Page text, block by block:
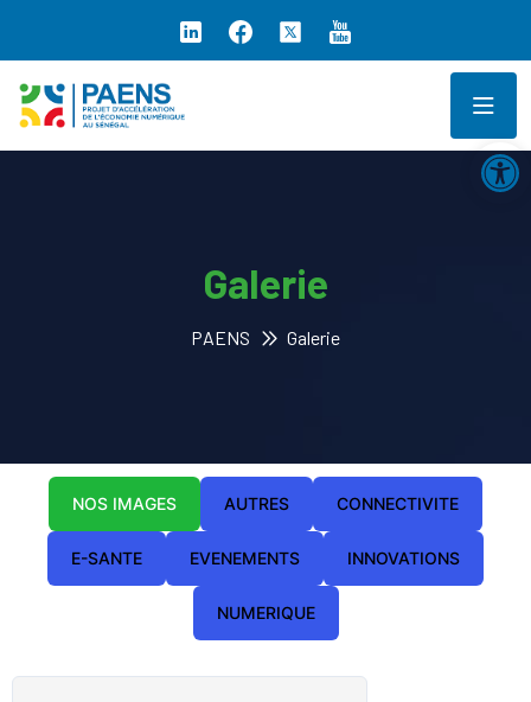
Galerie
PAENS Galerie
NOS IMAGES AUTRES CONNECTIVITE
E-SANTE EVENEMENTS INNOVATIONS
NUMERIQUE